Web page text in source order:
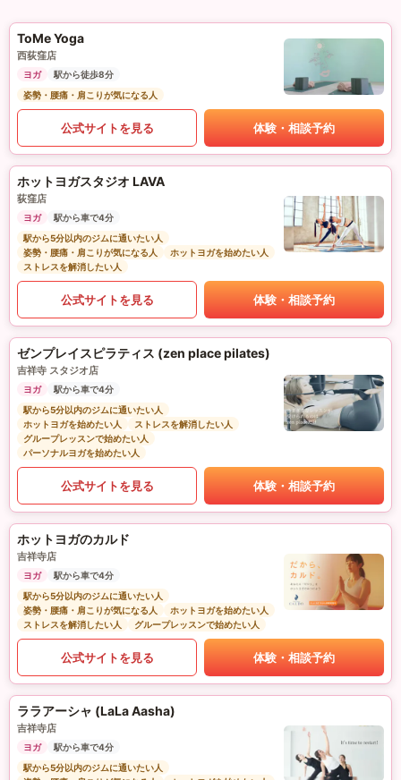
ToMe Yoga
西荻窪店
ヨガ
駅から徒歩8分
姿勢・腰痛・肩こりが気になる人
公式サイトを見る 体験・相談予約
ホットヨガスタジオ LAVA
荻窪店
ヨガ
駅から車で4分
駅から5分以内のジムに通いたい人
姿勢・腰痛・肩こりが気になる人
ホットヨガを始めたい人
ストレスを解消したい人
公式サイトを見る 体験・相談予約
ゼンプレイスピラティス (zen place pilates)
吉祥寺 スタジオ店
ヨガ
駅から車で4分
駅から5分以内のジムに通いたい人
ホットヨガを始めたい人
ストレスを解消したい人
グループレッスンで始めたい人
パーソナルヨガを始めたい人
公式サイトを見る 体験・相談予約
ホットヨガのカルド
吉祥寺店
ヨガ
駅から車で4分
駅から5分以内のジムに通いたい人
姿勢・腰痛・肩こりが気になる人
ホットヨガを始めたい人
ストレスを解消したい人
グループレッスンで始めたい人
公式サイトを見る 体験・相談予約
ララアーシャ (LaLa Aasha)
吉祥寺店
ヨガ
駅から車で4分
駅から5分以内のジムに通いたい人